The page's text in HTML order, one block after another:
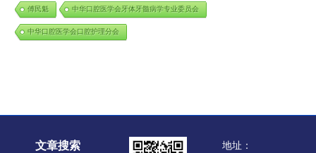
傅民魁 中华口腔医学会牙体牙髓病学专业委员会
中华口腔医学会口腔护理分会
文章搜索
地址：